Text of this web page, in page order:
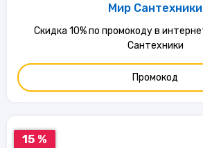
Мир Сантехники
Скидка 10% по промокоду в интернет-магазине Мир
Сантехники
Промокод
15 %